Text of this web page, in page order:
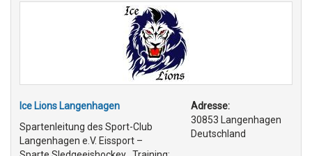
Ice Lions Langenhagen
Spartenleitung des Sport-Club
Langenhagen e.V. Eissport –
Adresse:
30853 Langenhagen
Deutschland